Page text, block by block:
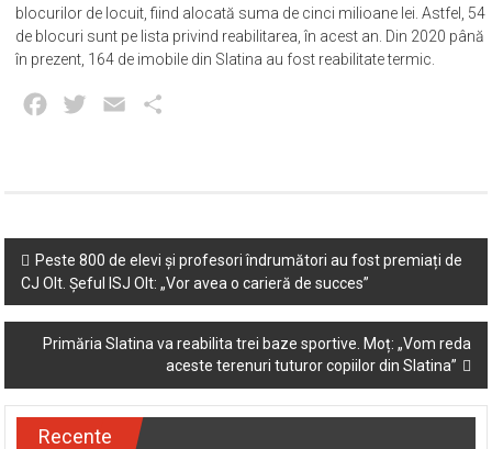
blocurilor de locuit, fiind alocată suma de cinci milioane lei. Astfel, 54
de blocuri sunt pe lista privind reabilitarea, în acest an. Din 2020 până
în prezent, 164 de imobile din Slatina au fost reabilitate termic.
Facebook
Twitter Email
Post
navigation
Peste 800 de elevi și profesori îndrumători au fost premiați de
CJ Olt. Șeful ISJ Olt: „Vor avea o carieră de succes”
Primăria Slatina va reabilita trei baze sportive. Moț: „Vom reda
aceste terenuri tuturor copiilor din Slatina”
Recente